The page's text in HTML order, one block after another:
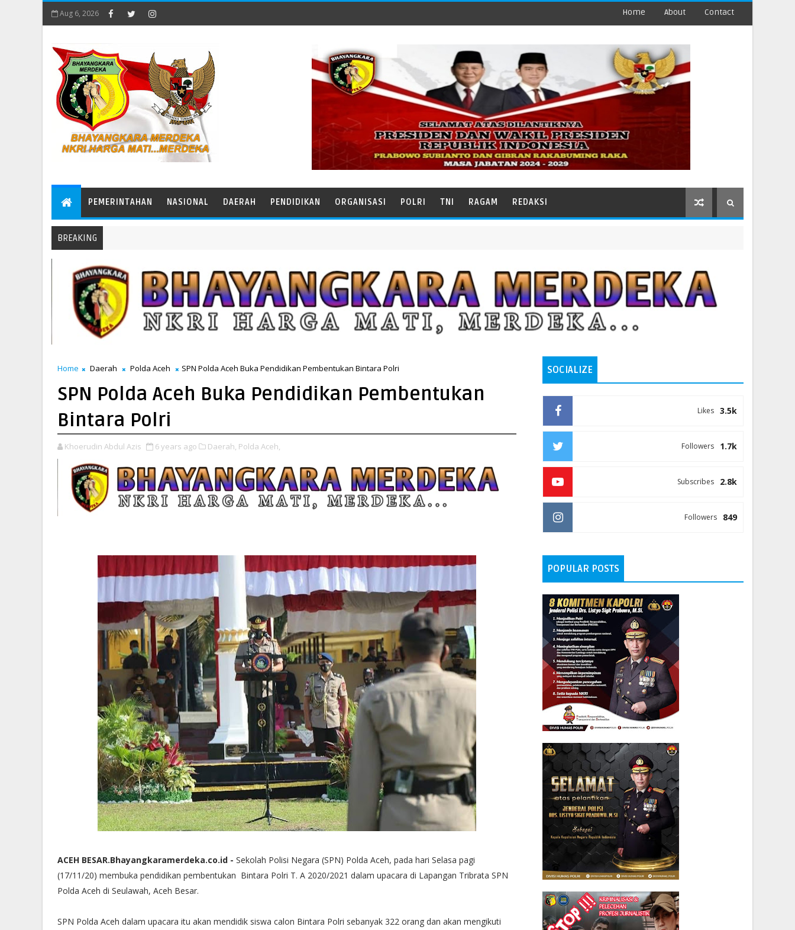
Aug 6, 2026 Home About Contact
PEMERINTAHAN NASIONAL DAERAH PENDIDIKAN ORGANISASI POLRI TNI RAGAM REDAKSI
BREAKING
Home Daerah Polda Aceh SPN Polda Aceh Buka Pendidikan Pembentukan Bintara Polri
SPN Polda Aceh Buka Pendidikan Pembentukan
Bintara Polri
Khoerudin Abdul Azis 6 years ago Daerah, Polda Aceh,
ACEH BESAR.Bhayangkaramerdeka.co.id - Sekolah Polisi Negara (SPN) Polda Aceh, pada hari Selasa pagi
(17/11/20) membuka pendidikan pembentukan Bintara Polri T. A 2020/2021 dalam upacara di Lapangan Tribrata SPN
Polda Aceh di Seulawah, Aceh Besar.
SPN Polda Aceh dalam upacara itu akan mendidik siswa calon Bintara Polri sebanyak 322 orang dan akan mengikuti
SOCIALIZE
3.5k
Likes
1.7k
Followers
2.8k
Subscribes
849
Followers
POPULAR POSTS